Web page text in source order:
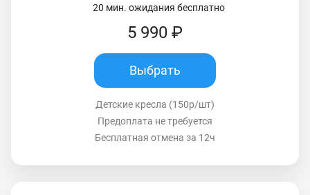
20 мин. ожидания бесплатно
5 990 ₽
Выбрать
Детские кресла (150р/шт)
Предоплата не требуется
Бесплатная отмена за 12ч